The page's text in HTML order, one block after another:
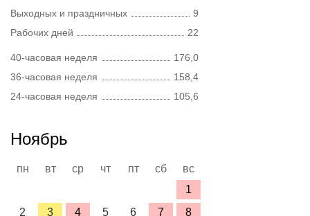
Выходных и праздничных
9
Рабочих дней
22
40-часовая неделя
176,0
36-часовая неделя
158,4
24-часовая неделя
105,6
Ноябрь
пн вт ср чт пт сб
вс
1
2
3 4 5 6 7 8